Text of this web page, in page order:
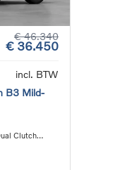
€ 46.340
€ 36.450
incl. BTW
B3 Mild-
Clutch